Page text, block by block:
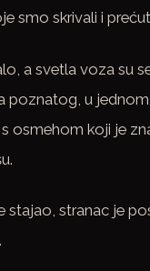
smo skrivali i
a svetla voza su
u
osmehom koji je
stajao, stranac je